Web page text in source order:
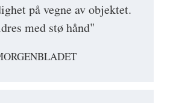
på vegne av objektet.
med stø hånd"